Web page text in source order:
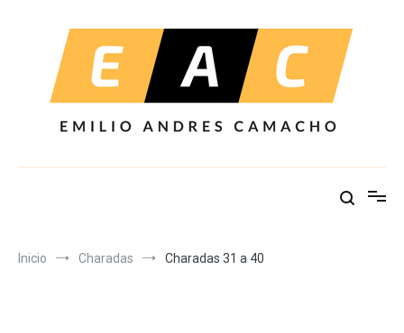
Inicio Charadas Charadas 31 a 40